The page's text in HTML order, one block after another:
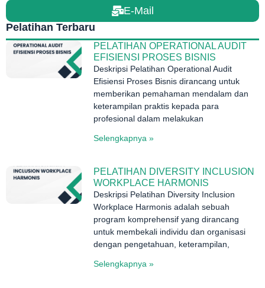
E-Mail
Pelatihan Terbaru
PELATIHAN OPERATIONAL AUDIT
EFISIENSI PROSES BISNIS
Deskripsi Pelatihan Operational Audit
Efisiensi Proses Bisnis dirancang untuk
memberikan pemahaman mendalam dan
keterampilan praktis kepada para
profesional dalam melakukan
Selengkapnya »
PELATIHAN DIVERSITY INCLUSION
WORKPLACE HARMONIS
Deskripsi Pelatihan Diversity Inclusion
Workplace Harmonis adalah sebuah
program komprehensif yang dirancang
untuk membekali individu dan organisasi
dengan pengetahuan, keterampilan,
Selengkapnya »